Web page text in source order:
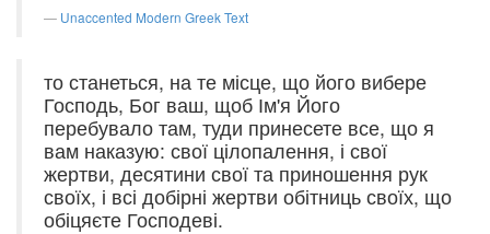
Unaccented Modern Greek Text
то станеться, на те місце, що його вибере
Господь, Бог ваш, щоб Ім'я Його
перебувало там, туди принесете все, що я
вам наказую: свої цілопалення, і свої
жертви, десятини свої та приношення рук
своїх, і всі добірні жертви обітниць своїх, що
обіцяєте Господеві.